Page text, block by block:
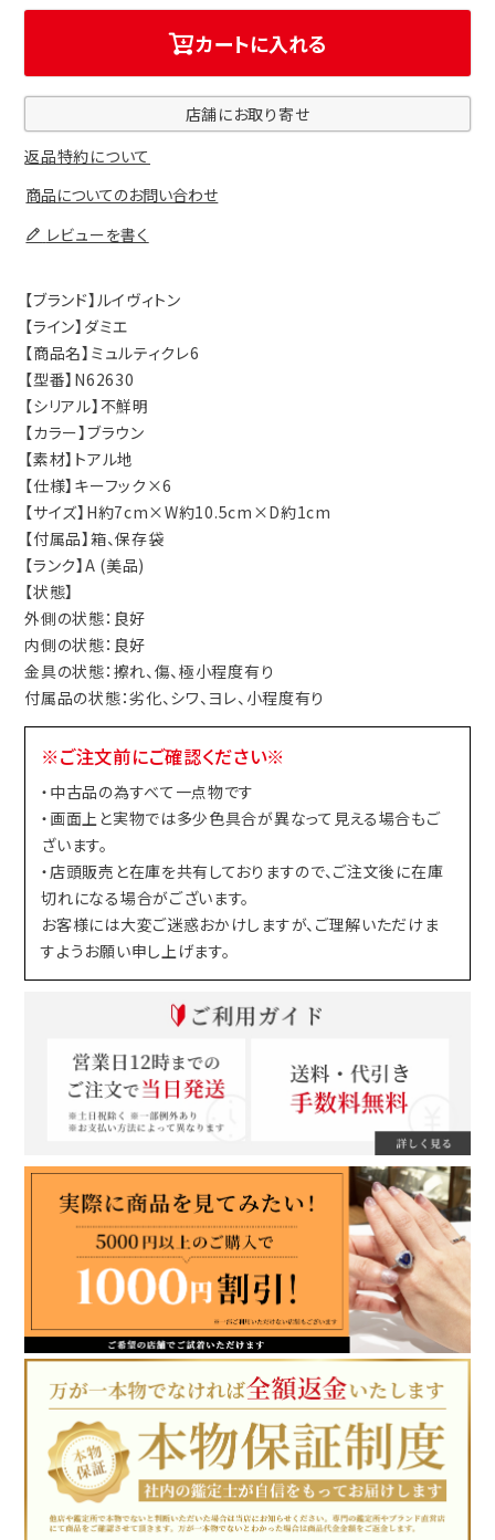
カートに入れる
店舗にお取り寄せ
返品特約について
商品についてのお問い合わせ
レビューを書く
【ブランド】ルイヴィトン
【ライン】ダミエ
【商品名】ミュルティクレ6
【型番】N62630
【シリアル】不鮮明
【カラー】ブラウン
【素材】トアル地
【仕様】キーフック×6
【サイズ】H約7cm×W約10.5cm×D約1cm
【付属品】箱、保存袋
【ランク】A (美品)
【状態】
外側の状態：良好
内側の状態：良好
金具の状態：擦れ、傷、極小程度有り
付属品の状態：劣化、シワ、ヨレ、小程度有り
※ご注文前にご確認ください※
・中古品の為すべて一点物です
・画面上と実物では多少色具合が異なって見える場合もご
ざいます。
・店頭販売と在庫を共有しておりますので、ご注文後に在庫
切れになる場合がございます。
お客様には大変ご迷惑おかけしますが、ご理解いただけま
すようお願い申し上げます。